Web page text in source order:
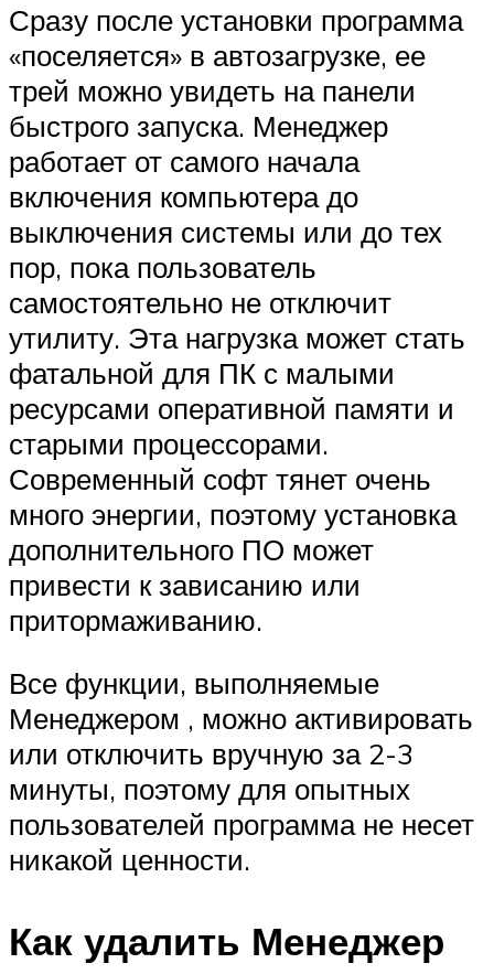
Сразу после установки программа
«поселяется» в автозагрузке, ее
трей можно увидеть на панели
быстрого запуска. Менеджер
работает от самого начала
включения компьютера до
выключения системы или до тех
пор, пока пользователь
самостоятельно не отключит
утилиту. Эта нагрузка может стать
фатальной для ПК с малыми
ресурсами оперативной памяти и
старыми процессорами.
Современный софт тянет очень
много энергии, поэтому установка
дополнительного ПО может
привести к зависанию или
притормаживанию.
Все функции, выполняемые
Менеджером , можно активировать
или отключить вручную за 2-3
минуты, поэтому для опытных
пользователей программа не несет
никакой ценности.
Как удалить Менеджер